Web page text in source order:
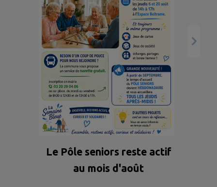
Retrouvez les principales
mesures applicables dès ce
25 juillet 2026. Plus
d’informations sur
vigieau.gouv.fr
Le Pôle seniors reste actif
au mois d'août